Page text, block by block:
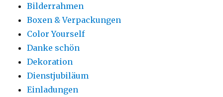
Bilderrahmen
Boxen & Verpackungen
Color Yourself
Danke schön
Dekoration
Dienstjubiläum
Einladungen